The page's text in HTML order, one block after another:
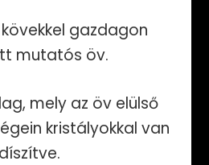
gazdagon
mutatós öv.
mely az öv elülső
kristályokkal van
díszítve.